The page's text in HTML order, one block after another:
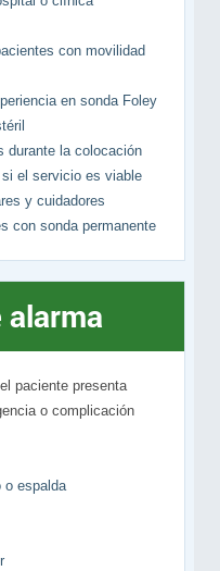
con movilidad
en sonda Foley
durante la colocación
el servicio es viable
y cuidadores
con sonda permanente
alarma
paciente presenta
o complicación
o espalda